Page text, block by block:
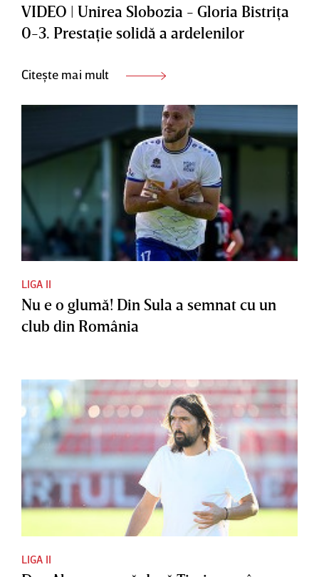
VIDEO | Unirea Slobozia - Gloria Bistriţa
0-3. Prestaţie solidă a ardelenilor
Citește mai mult
LIGA II
Nu e o glumă! Din Sula a semnat cu un
club din România
LIGA II